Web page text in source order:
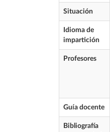
Situación
Idioma de
impartición
Profesores
Guía docente
Bibliografía